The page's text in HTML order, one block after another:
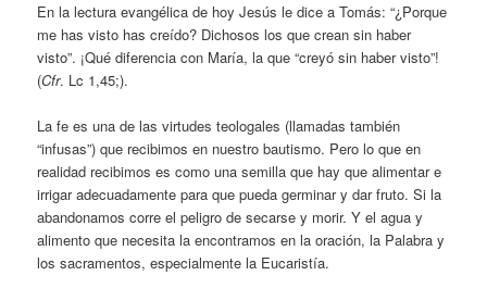
En la lectura evangélica de hoy Jesús le dice a Tomás: “¿Porque
me has visto has creído? Dichosos los que crean sin haber
visto”. ¡Qué diferencia con María, la que “creyó sin haber visto”!
(Cfr. Lc 1,45;).
La fe es una de las virtudes teologales (llamadas también
“infusas”) que recibimos en nuestro bautismo. Pero lo que en
realidad recibimos es como una semilla que hay que alimentar e
irrigar adecuadamente para que pueda germinar y dar fruto. Si la
abandonamos corre el peligro de secarse y morir. Y el agua y
alimento que necesita la encontramos en la oración, la Palabra y
los sacramentos, especialmente la Eucaristía.